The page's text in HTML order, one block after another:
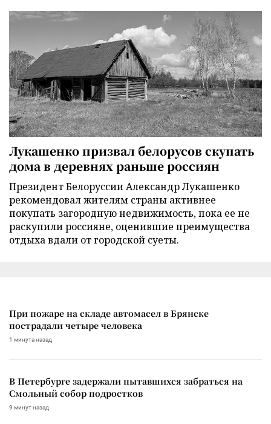
Лукашенко призвал белорусов скупать
дома в деревнях раньше россиян
Президент Белоруссии Александр Лукашенко
рекомендовал жителям страны активнее
покупать загородную недвижимость, пока ее не
раскупили россияне, оценившие преимущества
отдыха вдали от городской суеты.
При пожаре на складе автомасел в Брянске
пострадали четыре человека
1 минута назад
В Петербурге задержали пытавшихся забраться на
Смольный собор подростков
9 минут назад